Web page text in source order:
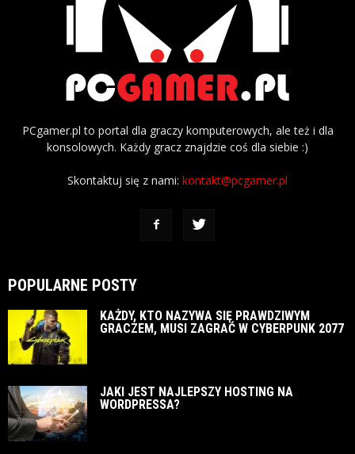
PCgamer.pl to portal dla graczy komputerowych, ale też i dla
konsolowych. Każdy gracz znajdzie coś dla siebie :)
Skontaktuj się z nami: kontakt@pcgamer.pl
POPULARNE POSTY
KAŻDY, KTO NAZYWA SIĘ PRAWDZIWYM
GRACZEM, MUSI ZAGRAĆ W CYBERPUNK 2077
JAKI JEST NAJLEPSZY HOSTING NA
WORDPRESSA?